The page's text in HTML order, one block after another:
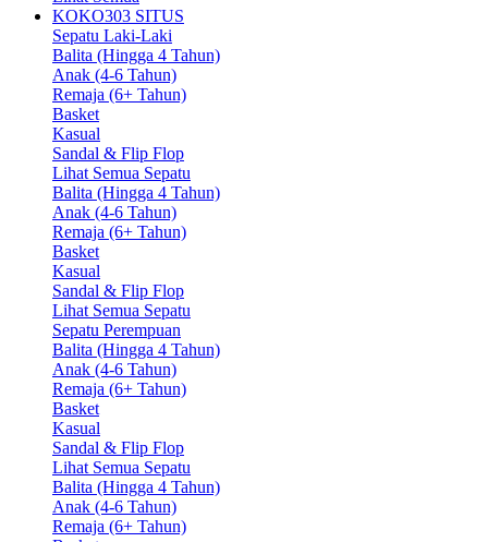
KOKO303 SITUS
Sepatu Laki-Laki
Balita (Hingga 4 Tahun)
Anak (4-6 Tahun)
Remaja (6+ Tahun)
Basket
Kasual
Sandal & Flip Flop
Lihat Semua Sepatu
Balita (Hingga 4 Tahun)
Anak (4-6 Tahun)
Remaja (6+ Tahun)
Basket
Kasual
Sandal & Flip Flop
Lihat Semua Sepatu
Sepatu Perempuan
Balita (Hingga 4 Tahun)
Anak (4-6 Tahun)
Remaja (6+ Tahun)
Basket
Kasual
Sandal & Flip Flop
Lihat Semua Sepatu
Balita (Hingga 4 Tahun)
Anak (4-6 Tahun)
Remaja (6+ Tahun)